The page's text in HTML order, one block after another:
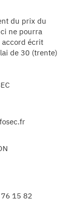
du prix du
ne pourra
accord écrit
de 30 (trente)
15 82